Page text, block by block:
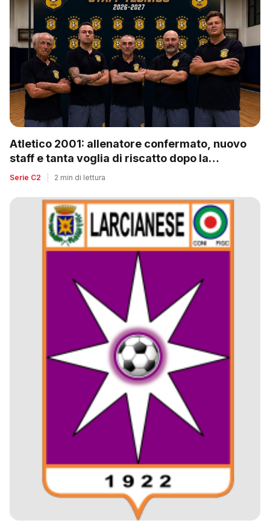
Atletico 2001: allenatore confermato, nuovo
staff e tanta voglia di riscatto dopo la
retrocessione
Serie C2 2 min di lettura